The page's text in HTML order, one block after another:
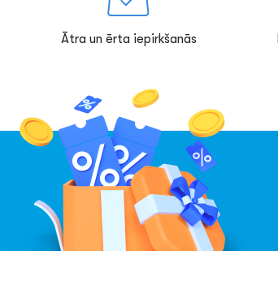
Ātra un ērta iepirkšanās